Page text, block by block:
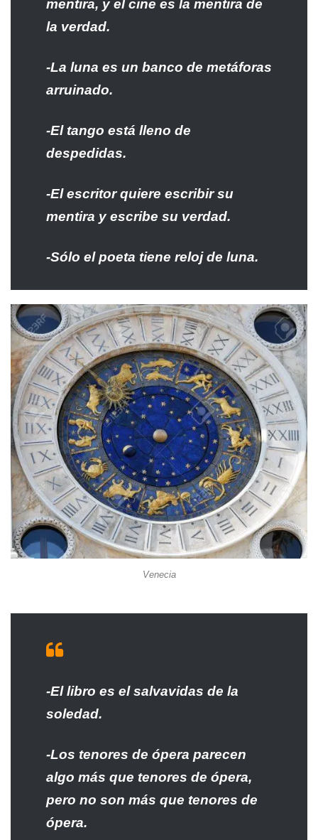
mentira, y el cine es la mentira de
la verdad.
-La luna es un banco de metáforas
arruinado.
-El tango está lleno de
despedidas.
-El escritor quiere escribir su
mentira y escribe su verdad.
-Sólo el poeta tiene reloj de luna.
Venecia
-El libro es el salvavidas de la
soledad.
-Los tenores de ópera parecen
algo más que tenores de ópera,
pero no son más que tenores de
ópera.